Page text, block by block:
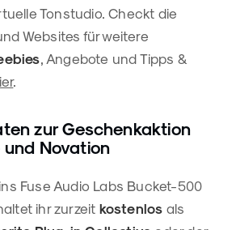
Tonstudio. Checkt die
Websites für weitere
, Angebote und Tipps &
.
zur Geschenkaktion
Novation
Fuse Audio Labs Bucket-500
ihr zurzeit kostenlos als